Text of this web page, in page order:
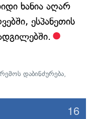
ხანია აღარ
ესპანეთის
დაბინძურება,
16